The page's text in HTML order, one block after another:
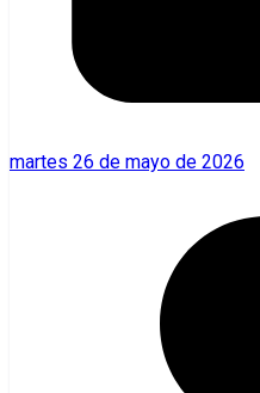
martes 26 de mayo de 2026